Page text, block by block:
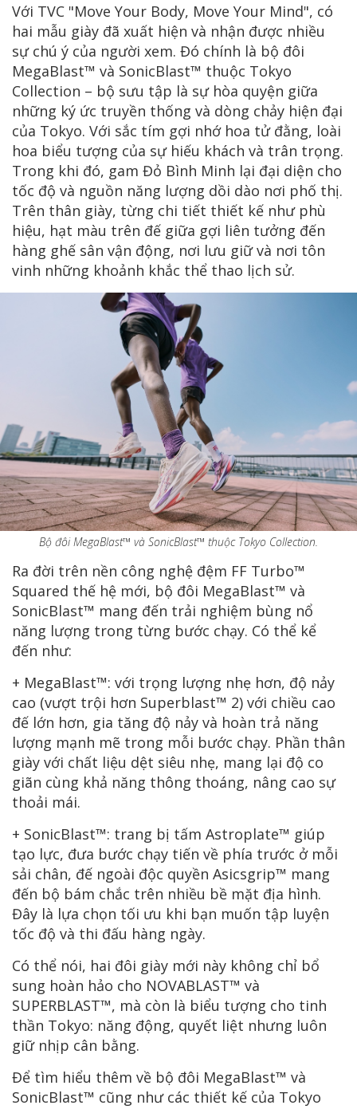
Với TVC "Move Your Body, Move Your Mind", có
hai mẫu giày đã xuất hiện và nhận được nhiều
sự chú ý của người xem. Đó chính là bộ đôi
MegaBlast™ và SonicBlast™ thuộc Tokyo
Collection – bộ sưu tập là sự hòa quyện giữa
những ký ức truyền thống và dòng chảy hiện đại
của Tokyo. Với sắc tím gợi nhớ hoa tử đằng, loài
hoa biểu tượng của sự hiếu khách và trân trọng.
Trong khi đó, gam Đỏ Bình Minh lại đại diện cho
tốc độ và nguồn năng lượng dồi dào nơi phố thị.
Trên thân giày, từng chi tiết thiết kế như phù
hiệu, hạt màu trên đế giữa gợi liên tưởng đến
hàng ghế sân vận động, nơi lưu giữ và nơi tôn
vinh những khoảnh khắc thể thao lịch sử.
Bộ đôi MegaBlast™ và SonicBlast™ thuộc Tokyo Collection.
Ra đời trên nền công nghệ đệm FF Turbo™
Squared thế hệ mới, bộ đôi MegaBlast™ và
SonicBlast™ mang đến trải nghiệm bùng nổ
năng lượng trong từng bước chạy. Có thể kể
đến như:
+ MegaBlast™: với trọng lượng nhẹ hơn, độ nảy
cao (vượt trội hơn Superblast™ 2) với chiều cao
đế lớn hơn, gia tăng độ nảy và hoàn trả năng
lượng mạnh mẽ trong mỗi bước chạy. Phần thân
giày với chất liệu dệt siêu nhẹ, mang lại độ co
giãn cùng khả năng thông thoáng, nâng cao sự
thoải mái.
+ SonicBlast™: trang bị tấm Astroplate™ giúp
tạo lực, đưa bước chạy tiến về phía trước ở mỗi
sải chân, đế ngoài độc quyền Asicsgrip™ mang
đến bộ bám chắc trên nhiều bề mặt địa hình.
Đây là lựa chọn tối ưu khi bạn muốn tập luyện
tốc độ và thi đấu hàng ngày.
Có thể nói, hai đôi giày mới này không chỉ bổ
sung hoàn hảo cho NOVABLAST™ và
SUPERBLAST™, mà còn là biểu tượng cho tinh
thần Tokyo: năng động, quyết liệt nhưng luôn
giữ nhịp cân bằng.
Để tìm hiểu thêm về bộ đôi MegaBlast™ và
SonicBlast™ cũng như các thiết kế của Tokyo